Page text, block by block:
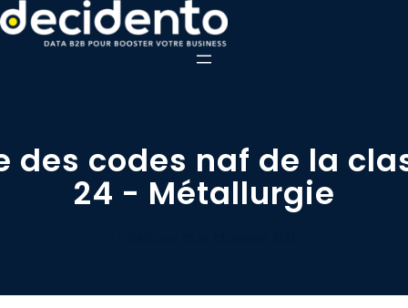
des codes naf de la
24 - Métallurgie